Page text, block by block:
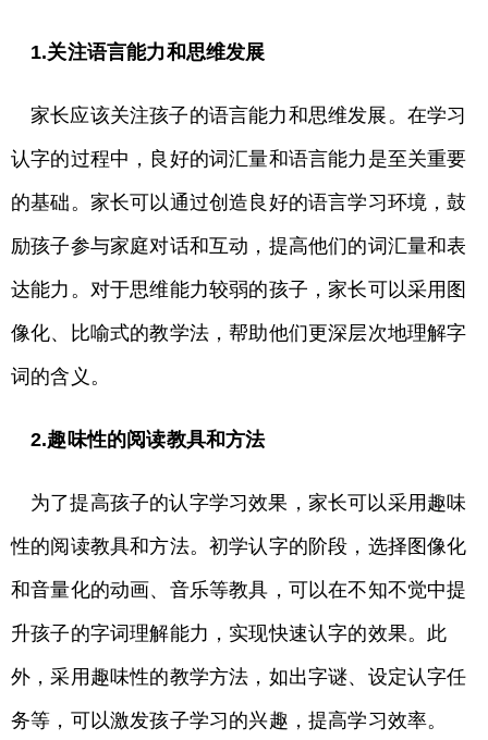
1.关注语言能力和思维发展
家长应该关注孩子的语言能力和思维发展。在学习
认字的过程中，良好的词汇量和语言能力是至关重要
的基础。家长可以通过创造良好的语言学习环境，鼓
励孩子参与家庭对话和互动，提高他们的词汇量和表
达能力。对于思维能力较弱的孩子，家长可以采用图
像化、比喻式的教学法，帮助他们更深层次地理解字
词的含义。
2.趣味性的阅读教具和方法
为了提高孩子的认字学习效果，家长可以采用趣味
性的阅读教具和方法。初学认字的阶段，选择图像化
和音量化的动画、音乐等教具，可以在不知不觉中提
升孩子的字词理解能力，实现快速认字的效果。此
外，采用趣味性的教学方法，如出字谜、设定认字任
务等，可以激发孩子学习的兴趣，提高学习效率。